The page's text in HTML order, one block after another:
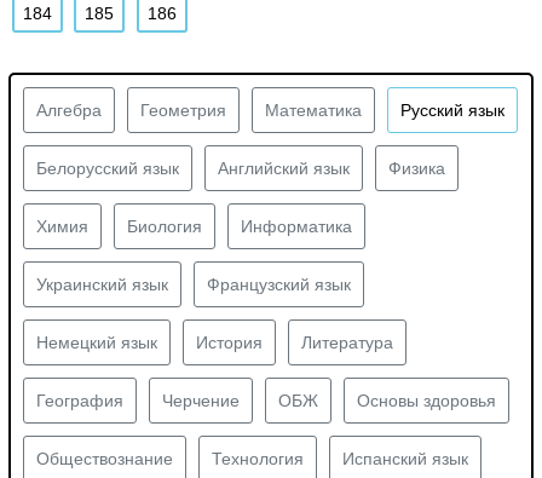
184 185 186
Алгебра Геометрия Математика Русский язык
Белорусский язык Английский язык Физика
Химия Биология Информатика
Украинский язык Французский язык
Немецкий язык История Литература
География Черчение ОБЖ Основы здоровья
Обществознание Технология Испанский язык